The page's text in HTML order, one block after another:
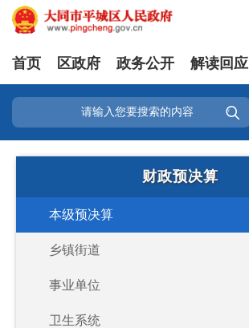
首页 区政府 政务公开 解读回应

财政预决算
本级预决算
乡镇街道
事业单位
卫生系统